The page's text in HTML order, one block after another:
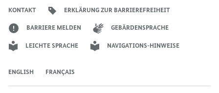
WERBEN“
KONTAKT ERKLÄRUNG ZUR BARRIEREFREIHEIT
BARRIERE MELDEN GEBÄRDENSPRACHE
LEICHTE SPRACHE NAVIGATIONS-HINWEISE
ENGLISH FRANÇAIS